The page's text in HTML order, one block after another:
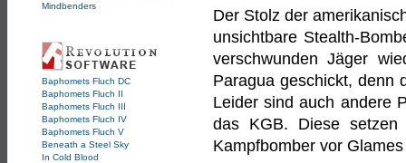
Mindbenders
Baphomets Fluch DC
Baphomets Fluch II
Baphomets Fluch III
Baphomets Fluch IV
Baphomets Fluch V
Beneath a Steel Sky
In Cold Blood
Der Stolz der
unsichtbare Stealth-
verschwunden Jäger
Paragua geschickt, denn
Leider sind auch andere
das KGB. Diese
Kampfbomber vor